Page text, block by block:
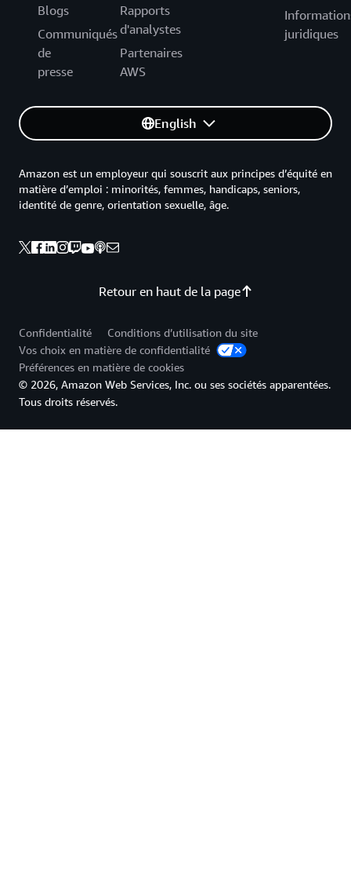
Blogs
Communiqués
de
presse
Rapports
d'analystes
Partenaires
AWS
juridiques
English
Retour en haut de la page
Amazon est un employeur qui souscrit aux principes d’équité en
matière d’emploi : minorités, femmes, handicaps, seniors,
identité de genre, orientation sexuelle, âge.
Confidentialité
Conditions d’utilisation du site
Vos choix en matière de confidentialité
Préférences en matière de cookies
© 2026, Amazon Web Services, Inc. ou ses sociétés apparentées.
Tous droits réservés.